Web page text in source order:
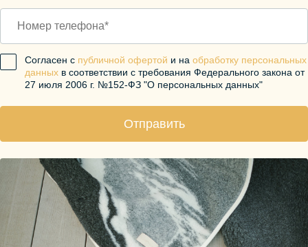
Согласен с публичной офертой и на обработку персональных
данных в соответствии с требования Федерального закона от
27 июля 2006 г. №152-ФЗ "О персональных данных"
Отправить